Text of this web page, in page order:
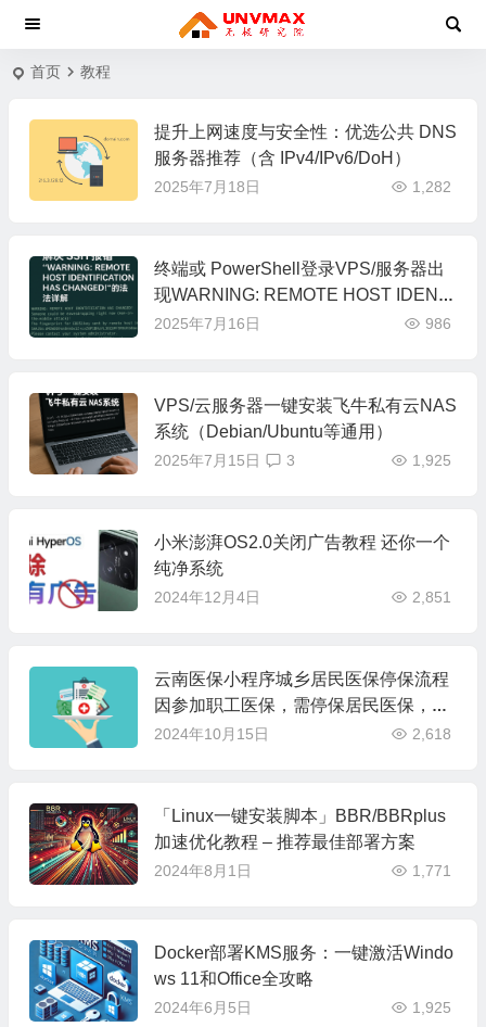
首页 教程
提升上网速度与安全性：优选公共 DNS
服务器推荐（含 IPv4/IPv6/DoH）
2025年7月18日 1,282
终端或 PowerShell登录VPS/服务器出
现WARNING: REMOTE HOST IDENTI
FICATION HAS CHANGED!怎么办｜
2025年7月16日 986
VPS/云服务器一键安装飞牛私有云NAS
系统（Debian/Ubuntu等通用）
2025年7月15日 1,925
3
小米澎湃OS2.0关闭广告教程 还你一个
纯净系统
2024年12月4日 2,851
云南医保小程序城乡居民医保停保流程
因参加职工医保，需停保居民医保，需
要怎么办理？
2024年10月15日 2,618
「Linux一键安装脚本」BBR/BBRplus
加速优化教程 – 推荐最佳部署方案
2024年8月1日 1,771
Docker部署KMS服务：一键激活Windo
ws 11和Office全攻略
2024年6月5日 1,925